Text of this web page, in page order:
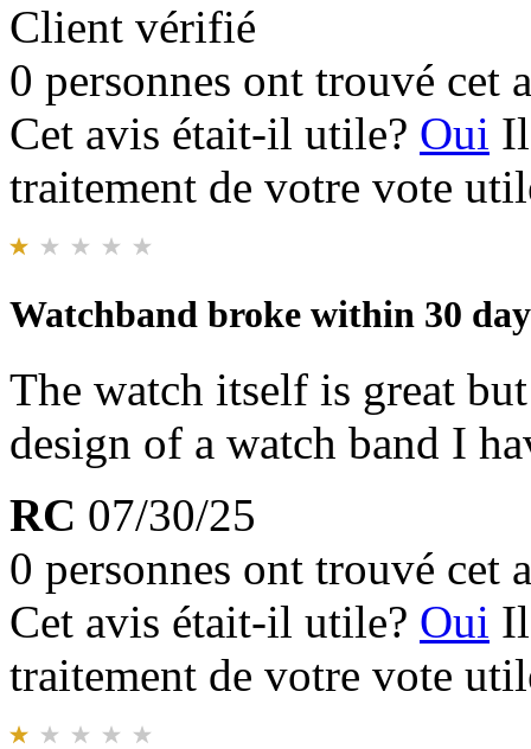
Client vérifié
0 personnes ont trouvé cet
Cet avis était-il utile? Oui
traitement de votre vote
Watchband broke within 30
The watch itself is great
design of a watch band I
RC 07/30/25
0 personnes ont trouvé cet
Cet avis était-il utile? Oui
traitement de votre vote